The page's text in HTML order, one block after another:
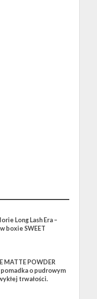
Long Lash Era –
boxie SWEET
MATTE POWDER
pomadka o pudrowym
trwałości.